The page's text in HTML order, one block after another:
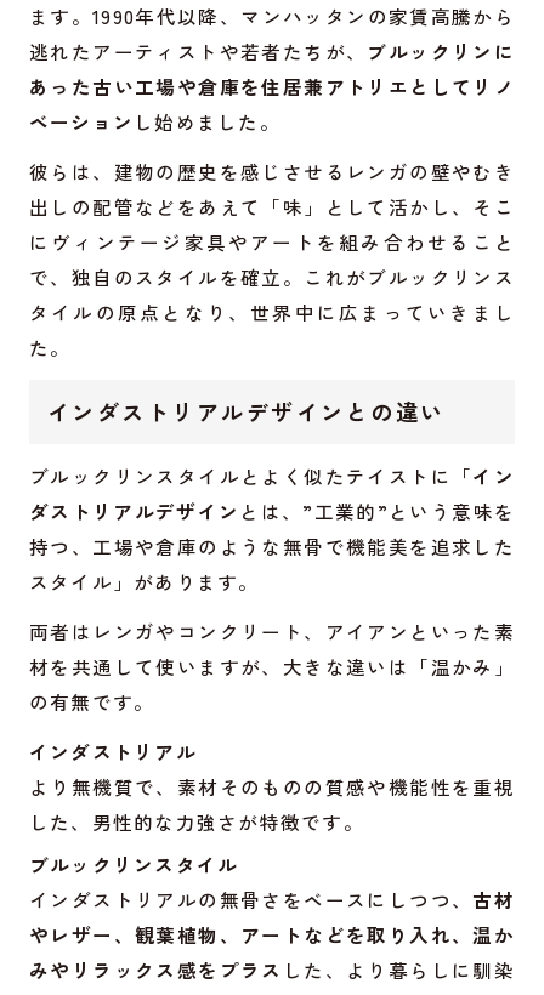
ます。1990年代以降、マンハッタンの家賃高騰から
逃れたアーティストや若者たちが、 ブルックリンに
あった古い工場や倉庫を住居兼アトリエとしてリノ
ベーション し始めました。
彼らは、建物の歴史を感じさせるレンガの壁やむき
出しの配管などをあえて「味」として活かし、そこ
にヴィンテージ家具やアートを組み合わせること
で、独自のスタイルを確立。これがブルックリンス
タイルの原点となり、世界中に広まっていきまし
た。
インダストリアルデザインとの違い
ブルックリンスタイルとよく似たテイストに「イン
ダストリアルデザイン とは、”工業的”という意味を
持つ、工場や倉庫のような無骨で機能美を追求した
スタイル」があります。
両者はレンガやコンクリート、アイアンといった素
材を共通して使いますが、大きな違いは「温かみ」
の有無です。
インダストリアル
より無機質で、素材そのものの質感や機能性を重視
した、男性的な力強さが特徴です。
ブルックリンスタイル
インダストリアルの無骨さをベースにしつつ、 古材
やレザー、観葉植物、アートなどを取り入れ、温か
みやリラックス感をプラス した、より暮らしに馴染